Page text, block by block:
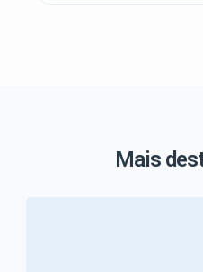
Mais